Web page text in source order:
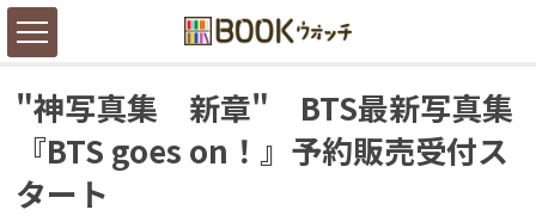
"神写真集 新章" BTS最新写真集
『BTS goes on！』予約販売受付ス
タート